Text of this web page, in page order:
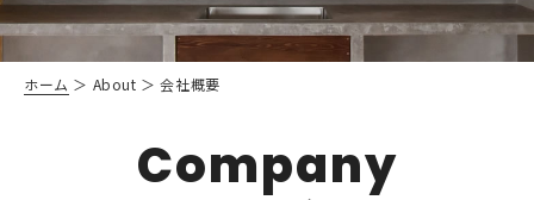
ホーム ＞ About ＞ 会社概要
Company